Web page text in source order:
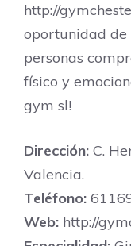
http://
oportunidad
personas
físico y
gym sl!
Dirección: C.
Valencia.
Teléfono:
Web: http://